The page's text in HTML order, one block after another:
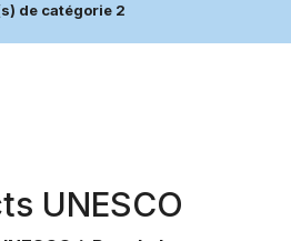
de catégorie 2
UNESCO